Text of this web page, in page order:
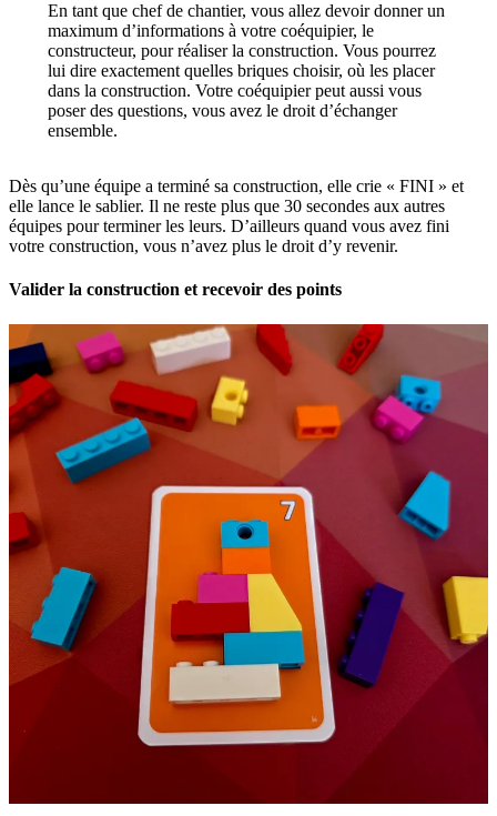
En tant que chef de chantier, vous allez devoir donner un
maximum d’informations à votre coéquipier, le
constructeur, pour réaliser la construction. Vous pourrez
lui dire exactement quelles briques choisir, où les placer
dans la construction. Votre coéquipier peut aussi vous
poser des questions, vous avez le droit d’échanger
ensemble.
Dès qu’une équipe a terminé sa construction, elle crie « FINI » et
elle lance le sablier. Il ne reste plus que 30 secondes aux autres
équipes pour terminer les leurs. D’ailleurs quand vous avez fini
votre construction, vous n’avez plus le droit d’y revenir.
Valider la construction et recevoir des points